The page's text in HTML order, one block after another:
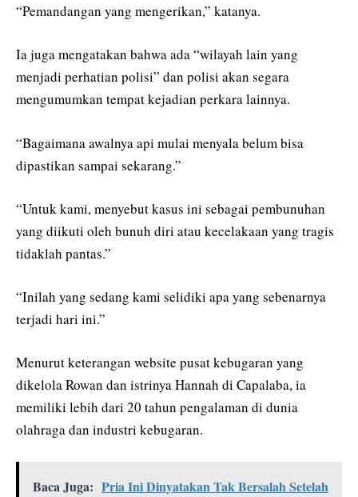
“Pemandangan yang mengerikan,” katanya.
Ia juga mengatakan bahwa ada “wilayah lain yang
menjadi perhatian polisi” dan polisi akan segara
mengumumkan tempat kejadian perkara lainnya.
“Bagaimana awalnya api mulai menyala belum bisa
dipastikan sampai sekarang.”
“Untuk kami, menyebut kasus ini sebagai pembunuhan
yang diikuti oleh bunuh diri atau kecelakaan yang tragis
tidaklah pantas.”
“Inilah yang sedang kami selidiki apa yang sebenarnya
terjadi hari ini.”
Menurut keterangan website pusat kebugaran yang
dikelola Rowan dan istrinya Hannah di Capalaba, ia
memiliki lebih dari 20 tahun pengalaman di dunia
olahraga dan industri kebugaran.
Baca Juga: Pria Ini Dinyatakan Tak Bersalah Setelah